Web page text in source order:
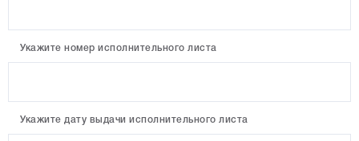
Укажите номер исполнительного листа
Укажите дату выдачи исполнительного листа